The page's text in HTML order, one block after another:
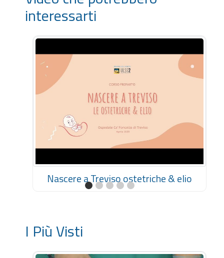
interessarti
Nascere a Treviso ostetriche & elio
I Più Visti